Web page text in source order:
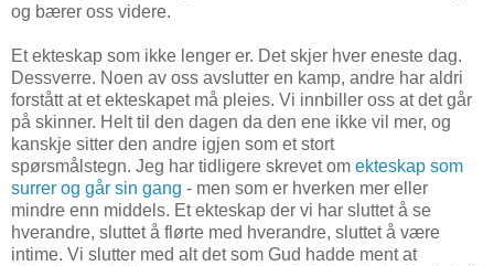
og bærer oss videre.
Et ekteskap som ikke lenger er. Det skjer hver eneste dag.
Dessverre. Noen av oss avslutter en kamp, andre har aldri
forstått at et ekteskapet må pleies. Vi innbiller oss at det går
på skinner. Helt til den dagen da den ene ikke vil mer, og
kanskje sitter den andre igjen som et stort
spørsmålstegn. Jeg har tidligere skrevet om ekteskap som
surrer og går sin gang - men som er hverken mer eller
mindre enn middels. Et ekteskap der vi har sluttet å se
hverandre, sluttet å flørte med hverandre, sluttet å være
intime. Vi slutter med alt det som Gud hadde ment at